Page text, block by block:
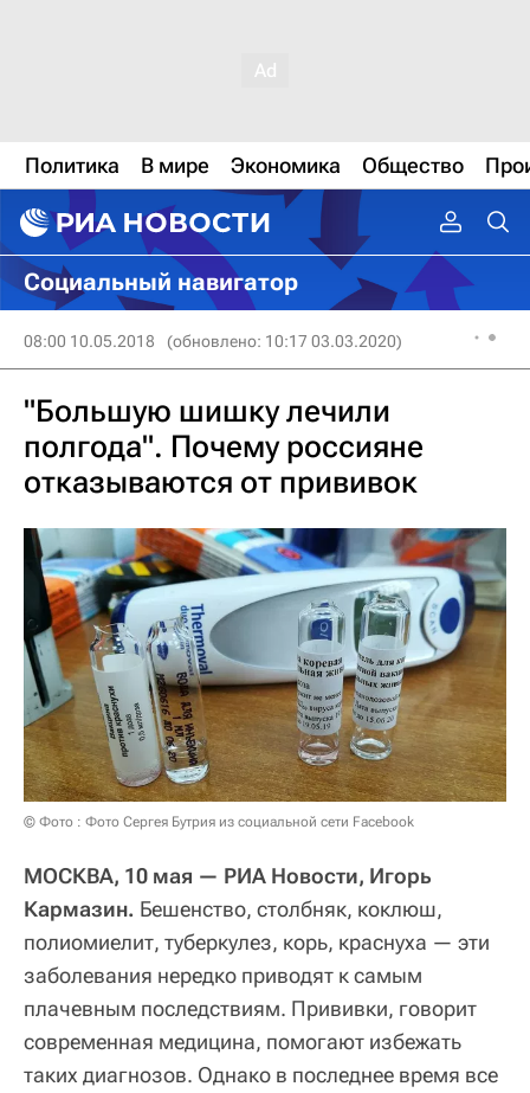
Политика В мире Экономика Общество
Социальный навигатор
08:00 10.05.2018 (обновлено: 10:17 03.03.2020)
"Большую шишку лечили
полгода". Почему россияне
отказываются от прививок
© Фото : Фото Сергея Бутрия из социальной сети Facebook
МОСКВА, 10 мая — РИА Новости, Игорь
Кармазин. Бешенство, столбняк, коклюш,
полиомиелит, туберкулез, корь, краснуха — эти
заболевания нередко приводят к самым
плачевным последствиям. Прививки, говорит
современная медицина, помогают избежать
таких диагнозов. Однако в последнее время все